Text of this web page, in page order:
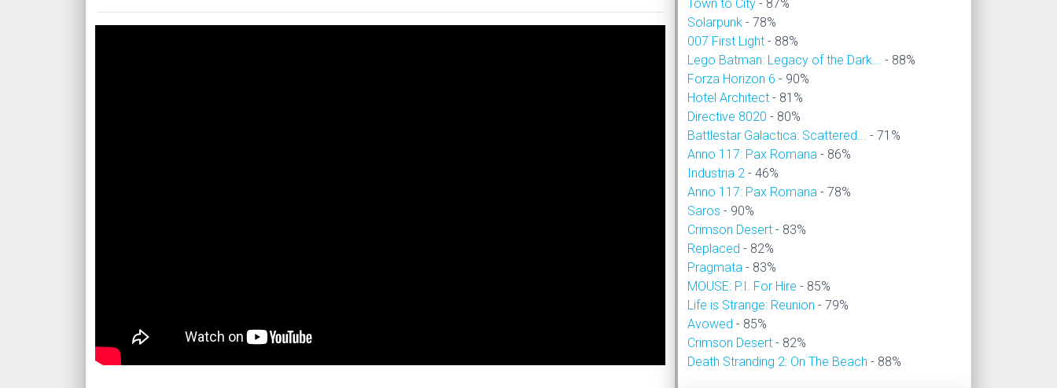
Town to City - 87%
Solarpunk - 78%
007 First Light - 88%
Lego Batman: Legacy of the Dark... - 88%
Forza Horizon 6 - 90%
Hotel Architect - 81%
Directive 8020 - 80%
Battlestar Galactica: Scattered... - 71%
Anno 117: Pax Romana - 86%
Industria 2 - 46%
Anno 117: Pax Romana - 78%
Saros - 90%
Crimson Desert - 83%
Replaced - 82%
Pragmata - 83%
MOUSE: P.I. For Hire - 85%
Life is Strange: Reunion - 79%
Avowed - 85%
Crimson Desert - 82%
Death Stranding 2: On The Beach - 88%